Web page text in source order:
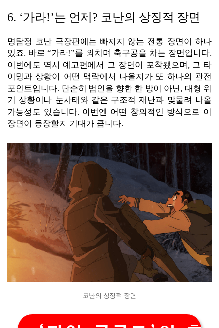
6. ‘가라!’는 언제? 코난의 상징적 장면
명탐정 코난 극장판에는 빠지지 않는 전통 장면이 하나
있죠. 바로 “가라!”를 외치며 축구공을 차는 장면입니다.
이번에도 역시 예고편에서 그 장면이 포착됐으며, 그 타
이밍과 상황이 어떤 맥락에서 나올지가 또 하나의 관전
포인트입니다. 단순히 범인을 향한 한 방이 아닌, 대형 위
기 상황이나 눈사태와 같은 구조적 재난과 맞물려 나올
가능성도 있습니다. 이번엔 어떤 창의적인 방식으로 이
장면이 등장할지 기대가 큽니다.
코난의 상징적 장면